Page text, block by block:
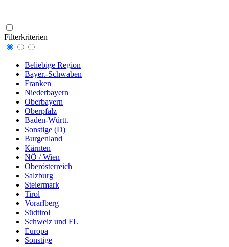
Filterkriterien
Beliebige Region
Bayer.-Schwaben
Franken
Niederbayern
Oberbayern
Oberpfalz
Baden-Württ.
Sonstige (D)
Burgenland
Kärnten
NÖ / Wien
Oberösterreich
Salzburg
Steiermark
Tirol
Vorarlberg
Südtirol
Schweiz und FL
Europa
Sonstige